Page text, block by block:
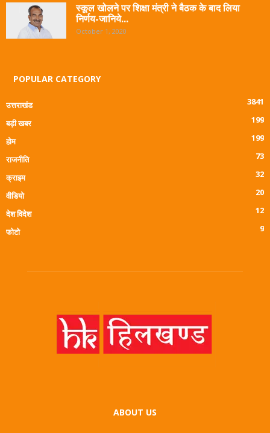
स्कूल खोलने पर शिक्षा मंत्री ने बैठक के बाद लिया
निर्णय-जानिये...
October 1, 2020
POPULAR CATEGORY
उत्तराखंड
3841
बड़ी खबर
199
होम
199
राजनीति
73
क्राइम
32
वीडियो
20
देश विदेश
12
फोटो
9
ABOUT US